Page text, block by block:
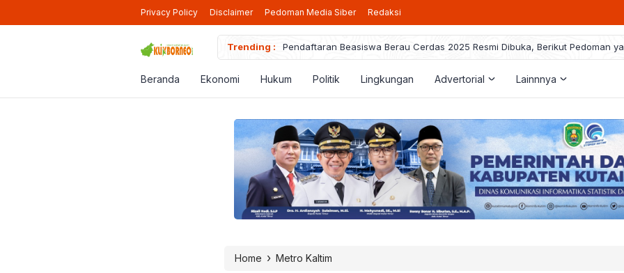
Privacy Policy Disclaimer Pedoman Media Siber Redaksi
Trending : Pendaftaran Beasiswa Berau Cerdas 2025 Resmi Dibuka, Berikut Pedoman
Beranda Ekonomi Hukum Politik Lingkungan Advertorial Lainnnya
Home › Metro Kaltim